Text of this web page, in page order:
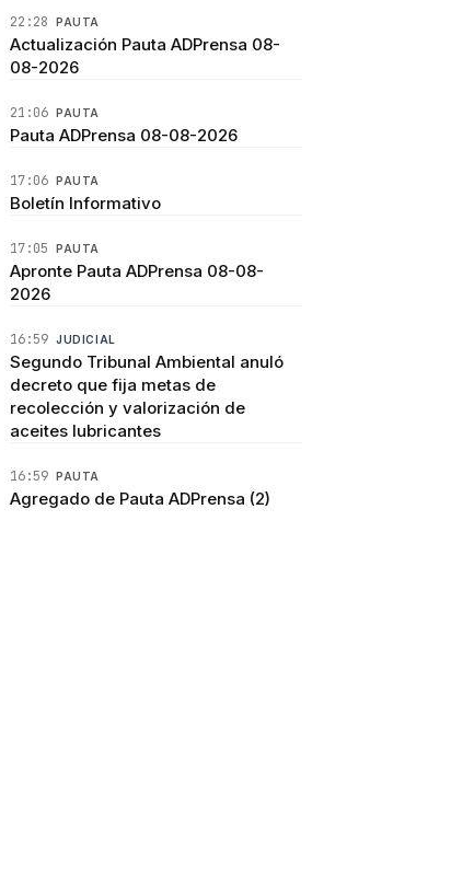
22:28 PAUTA
Actualización Pauta ADPrensa 08-
08-2026
21:06 PAUTA
Pauta ADPrensa 08-08-2026
17:06 PAUTA
Boletín Informativo
17:05 PAUTA
Apronte Pauta ADPrensa 08-08-
2026
16:59 JUDICIAL
Segundo Tribunal Ambiental anuló
decreto que fija metas de
recolección y valorización de
aceites lubricantes
16:59 PAUTA
Agregado de Pauta ADPrensa (2)